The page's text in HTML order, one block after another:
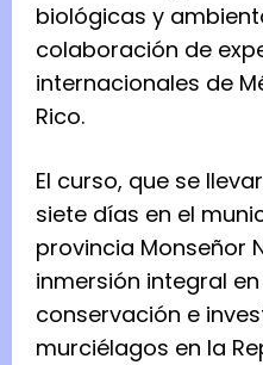
biológicas y
colaboración de
internacionales de
Rico.
El curso, que se
siete días en el
provincia Monseñor
inmersión integral
conservación e
murciélagos en la